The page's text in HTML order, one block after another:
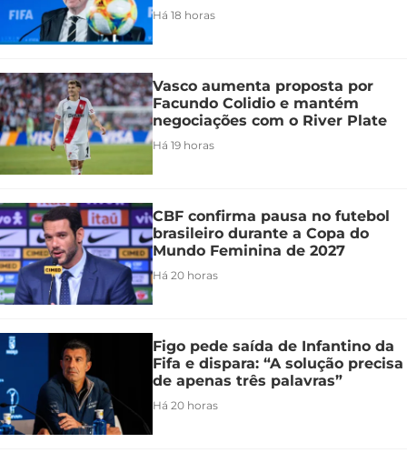
Há 18 horas
Vasco aumenta proposta por
Facundo Colidio e mantém
negociações com o River Plate
Há 19 horas
CBF confirma pausa no futebol
brasileiro durante a Copa do
Mundo Feminina de 2027
Há 20 horas
Figo pede saída de Infantino da
Fifa e dispara: “A solução precisa
de apenas três palavras”
Há 20 horas